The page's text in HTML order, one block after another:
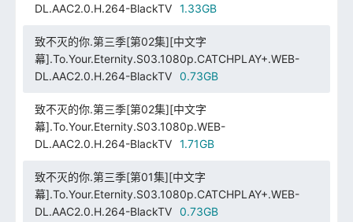
DL.AAC2.0.H.264-BlackTV
1.33GB
致不灭的你.第三季[第02集][中文字
幕].To.Your.Eternity.S03.1080p.CATCHPLAY+.WEB-
DL.AAC2.0.H.264-BlackTV
0.73GB
致不灭的你.第三季[第02集][中文字
幕].To.Your.Eternity.S03.1080p.WEB-
DL.AAC2.0.H.264-BlackTV
1.71GB
致不灭的你.第三季[第01集][中文字
幕].To.Your.Eternity.S03.1080p.CATCHPLAY+.WEB-
DL.AAC2.0.H.264-BlackTV
0.73GB